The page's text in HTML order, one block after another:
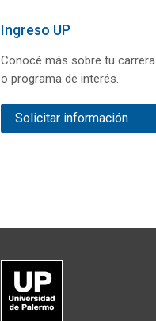
Ingreso UP
Conocé más sobre tu carrera
o programa de interés.
Solicitar información